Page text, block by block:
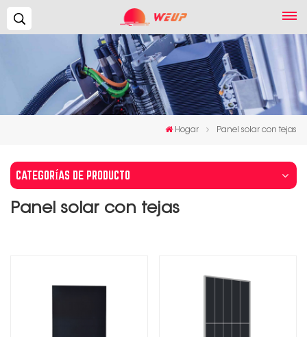
Hogar Panel solar con tejas
CATEGORÍAS DE PRODUCTO
Panel solar con tejas